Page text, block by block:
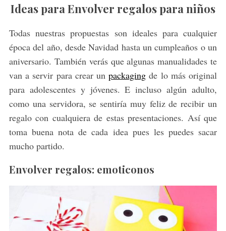
Ideas para Envolver regalos para niños
Todas nuestras propuestas son ideales para cualquier
época del año, desde Navidad hasta un cumpleaños o un
aniversario. También verás que algunas manualidades te
van a servir para crear unpackaging de lo más original
para adolescentes y jóvenes. E incluso algún adulto,
como una servidora, se sentiría muy feliz de recibir un
regalo con cualquiera de estas presentaciones. Así que
toma buena nota de cada idea pues les puedes sacar
mucho partido.
Envolver regalos: emoticonos